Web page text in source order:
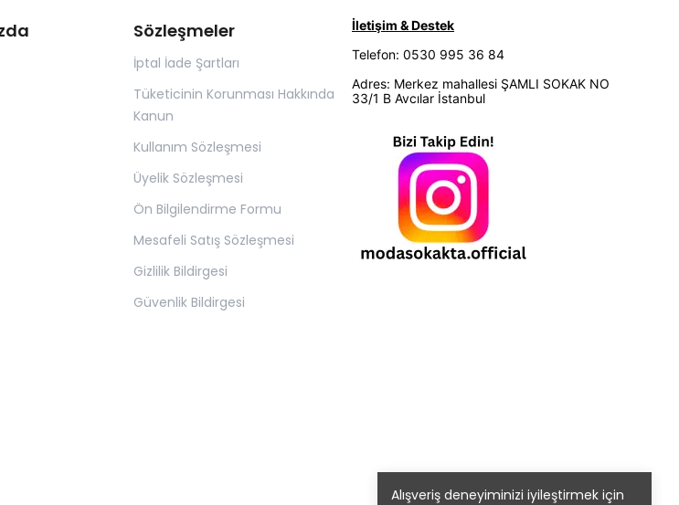
Alışveriş deneyiminizi iyileştirmek için
Sözleşmeler
İptal İade Şartları
Tüketicinin Korunması Hakkında
Kanun
Kullanım Sözleşmesi
Üyelik Sözleşmesi
Ön Bilgilendirme Formu
Mesafeli Satış Sözleşmesi
Gizlilik Bildirgesi
Güvenlik Bildirgesi
İletişim & Destek
Telefon: 0530 995 36 84
Adres: Merkez mahallesi ŞAMLI SOKAK NO
33/1 B Avcılar İstanbul